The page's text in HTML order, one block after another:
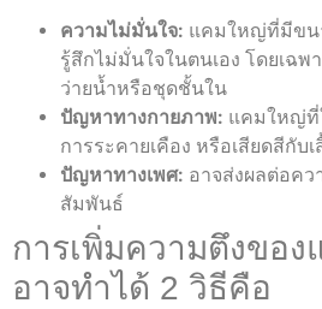
ความไม่มั่นใจ: แคมใหญ่ที่มีขน
รู้สึกไม่มั่นใจในตนเอง โดยเฉพ
ว่ายน้ำหรือชุดชั้นใน
ปัญหาทางกายภาพ: แคมใหญ่ที่
การระคายเคือง หรือเสียดสีกับเ
ปัญหาทางเพศ: อาจส่งผลต่อคว
สัมพันธ์
การเพิ่มความตึงขอ
อาจทำได้ 2 วิธีคือ